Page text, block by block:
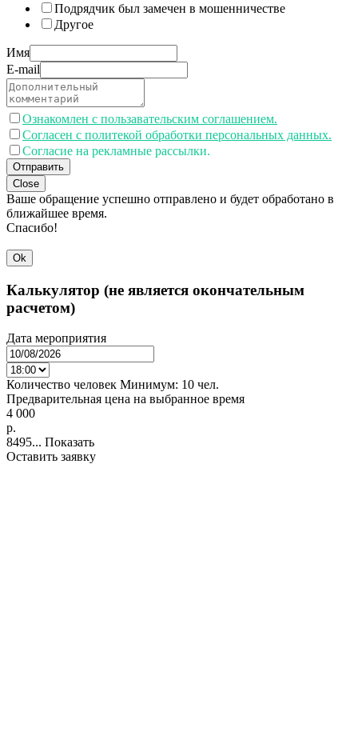
Подрядчик был замечен в мошенничестве
Другое
Имя
E-mail
Ознакомлен с пользавательским соглашением.
Согласен с политекой обработки персональных данных.
Согласие на рекламные рассылки.
Отправить
Close
Ваше обращение успешно отправлено и будет обработано в
ближайшее время.
Спасибо!
Ok
Калькулятор (не является окончательным
расчетом)
Дата мероприятия
Количество человек Минимум: 10 чел.
Предварительная цена на выбранное время
4 000
p.
8495... Показать
Оставить заявку